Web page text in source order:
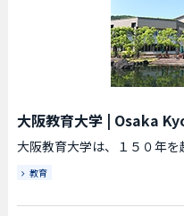
大阪教育大学| Osaka
大阪教育大学は、１５０年を
教育